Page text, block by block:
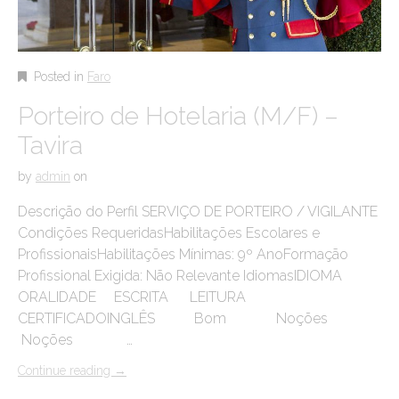
Posted in Faro
Porteiro de Hotelaria (M/F) –
Tavira
by admin on
Descrição do Perfil SERVIÇO DE PORTEIRO / VIGILANTE
Condições RequeridasHabilitações Escolares e
ProfissionaisHabilitações Mínimas: 9º AnoFormação
Profissional Exigida: Não Relevante IdiomasIDIOMA
ORALIDADE ESCRITA LEITURA
CERTIFICADOINGLÊS Bom Noções
Noções …
Continue reading →